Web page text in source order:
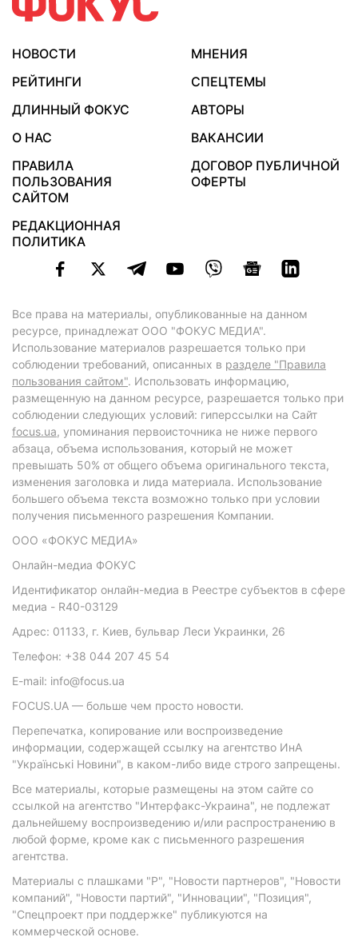
НОВОСТИ
МНЕНИЯ
РЕЙТИНГИ
СПЕЦТЕМЫ
ДЛИННЫЙ ФОКУС
АВТОРЫ
О НАС
ВАКАНСИИ
ПРАВИЛА
ПОЛЬЗОВАНИЯ
САЙТОМ
ДОГОВОР ПУБЛИЧНОЙ
ОФЕРТЫ
РЕДАКЦИОННАЯ
ПОЛИТИКА
Все права на материалы, опубликованные на данном
ресурсе, принадлежат ООО "ФОКУС МЕДИА".
Использование материалов разрешается только при
соблюдении требований, описанных в разделе "Правила
пользования сайтом". Использовать информацию,
размещенную на данном ресурсе, разрешается только при
соблюдении следующих условий: гиперссылки на Сайт
focus.ua, упоминания первоисточника не ниже первого
абзаца, объема использования, который не может
превышать 50% от общего объема оригинального текста,
изменения заголовка и лида материала. Использование
большего объема текста возможно только при условии
получения письменного разрешения Компании.
ООО «ФОКУС МЕДИА»
Онлайн-медиа ФОКУС
Идентификатор онлайн-медиа в Реестре субъектов в сфере
медиа - R40-03129
Адрес: 01133, г. Киев, бульвар Леси Украинки, 26
Телефон: +38 044 207 45 54
E-mail: info@focus.ua
FOCUS.UA — больше чем просто новости.
Перепечатка, копирование или воспроизведение
информации, содержащей ссылку на агентство ИнА
"Українські Новини", в каком-либо виде строго запрещены.
Все материалы, которые размещены на этом сайте со
ссылкой на агентство "Интерфакс-Украина", не подлежат
дальнейшему воспроизведению и/или распространению в
любой форме, кроме как с письменного разрешения
агентства.
Материалы с плашками "Р", "Новости партнеров", "Новости
компаний", "Новости партий", "Инновации", "Позиция",
"Спецпроект при поддержке" публикуются на
коммерческой основе.